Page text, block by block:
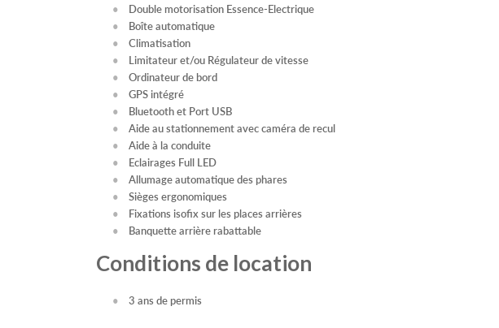
Double motorisation Essence-Electrique
Boîte automatique
Climatisation
Limitateur et/ou Régulateur de vitesse
Ordinateur de bord
GPS intégré
Bluetooth et Port USB
Aide au stationnement avec caméra de recul
Aide à la conduite
Eclairages Full LED
Allumage automatique des phares
Sièges ergonomiques
Fixations isofix sur les places arrières
Banquette arrière rabattable
Conditions de location
3 ans de permis